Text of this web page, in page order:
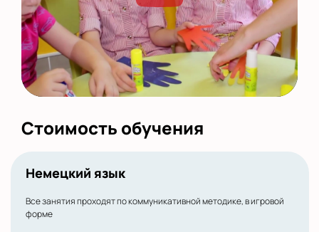
Стоимость обучения
Немецкий язык
Все занятия проходят по коммуникативной методике, в игровой
форме